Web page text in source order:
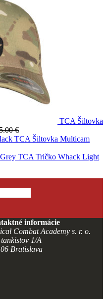
TCA Šiltovka
€
TCA Šiltovka Multicam
TCA Tričko Whack Light
informácie
Combat Academy s. r. o.
1/A
Bratislava